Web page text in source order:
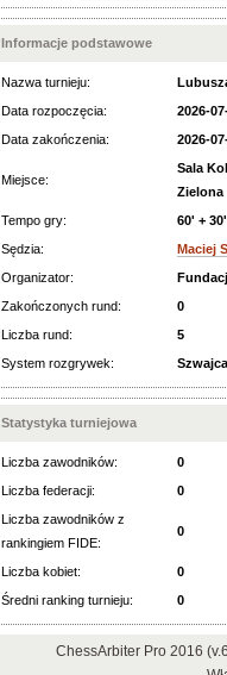
Informacje podstawowe
Nazwa turnieju:
Data rozpoczęcia:
2026-
Data zakończenia:
2026-
Miejsce:
Sala
Zielona
Tempo gry:
60' +
Sędzia:
Maciej
Organizator:
Zakończonych rund:
0
Liczba rund:
5
System rozgrywek:
Statystyka turniejowa
Liczba zawodników:
0
Liczba federacji:
0
Liczba zawodników z
rankingiem FIDE:
0
Liczba kobiet:
0
Średni ranking turnieju:
0
ChessArbiter Pro 2016